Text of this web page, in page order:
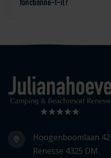
Logo Julianahoeve
Hoogenboomlaan 42
Renesse 4325 DM